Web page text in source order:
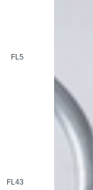
FL5
FL43